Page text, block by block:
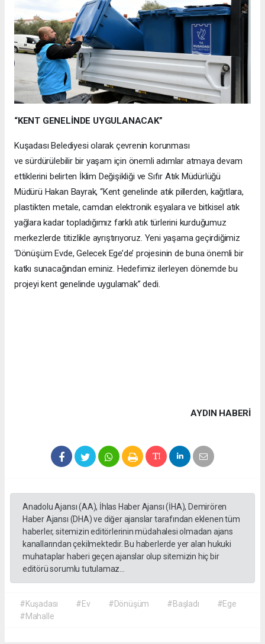
“KENT GENELİNDE UYGULANACAK”
Kuşadası Belediyesi olarak çevrenin korunması
ve sürdürülebilir bir yaşam için önemli adımlar atmaya devam
ettiklerini belirten İklim Değişikliği ve Sıfır Atık Müdürlüğü
Müdürü Hakan Bayrak, “Kent genelinde atık pillerden, kağıtlara,
plastikten metale, camdan elektronik eşyalara ve bitkisel atık
yağlara kadar topladığımız farklı atık türlerini kurduğumuz
merkezlerde titizlikle ayrıştırıyoruz. Yeni yaşama geçirdiğimiz
‘Dönüşüm Evde, Gelecek Ege’de’ projesinin de buna önemli bir
katkı sunacağından eminiz. Hedefimiz ilerleyen dönemde bu
projeyi kent genelinde uygulamak” dedi.
AYDIN HABERİ
Anadolu Ajansı (AA), İhlas Haber Ajansı (İHA), Demirören
Haber Ajansı (DHA) ve diğer ajanslar tarafından eklenen tüm
haberler, sitemizin editörlerinin müdahalesi olmadan ajans
kanallarından çekilmektedir. Bu haberlerde yer alan hukuki
muhataplar haberi geçen ajanslar olup sitemizin hiç bir
editörü sorumlu tutulamaz...
#Kuşadası #Ev #Dönüşüm #Başladı
#Ege
#Mahalle